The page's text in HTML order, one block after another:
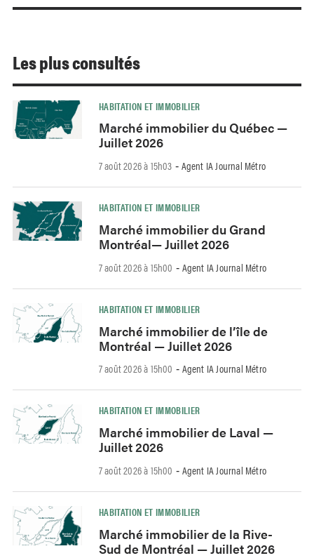
Les plus consultés
HABITATION ET IMMOBILIER
Marché immobilier du Québec —
Juillet 2026
7 août 2026 à 15h03 - Agent IA Journal Métro
HABITATION ET IMMOBILIER
Marché immobilier du Grand
Montréal— Juillet 2026
7 août 2026 à 15h00 - Agent IA Journal Métro
HABITATION ET IMMOBILIER
Marché immobilier de l’île de
Montréal — Juillet 2026
7 août 2026 à 15h00 - Agent IA Journal Métro
HABITATION ET IMMOBILIER
Marché immobilier de Laval —
Juillet 2026
7 août 2026 à 15h00 - Agent IA Journal Métro
HABITATION ET IMMOBILIER
Marché immobilier de la Rive-
Sud de Montréal — Juillet 2026